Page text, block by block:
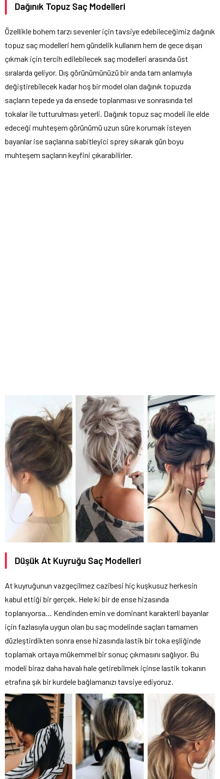
Dağınık Topuz Saç Modelleri
Özellikle bohem tarzı sevenler için tavsiye edebileceğimiz dağınık
topuz saç modelleri hem gündelik kullanım hem de gece dışarı
çıkmak için tercih edilebilecek saç modelleri arasında üst
sıralarda geliyor. Dış görünümünüzü bir anda tam anlamıyla
değiştirebilecek kadar hoş bir model olan dağınık topuzda
saçların tepede ya da ensede toplanması ve sonrasında tel
tokalar ile tutturulması yeterli. Dağınık topuz saç modeli ile elde
edeceği muhteşem görünümü uzun süre korumak isteyen
bayanlar ise saçlarına sabitleyici sprey sıkarak gün boyu
muhteşem saçların keyfini çıkarabilirler.
Düşük At Kuyruğu Saç Modelleri
At kuyruğunun vazgeçilmez cazibesi hiç kuşkusuz herkesin
kabul ettiği bir gerçek. Hele ki bir de ense hizasında
toplanıyorsa… Kendinden emin ve dominant karakterli bayanlar
için fazlasıyla uygun olan bu saç modelinde saçları tamamen
düzleştirdikten sonra ense hizasında lastik bir toka eşliğinde
toplamak ortaya mükemmel bir sonuç çıkmasını sağlıyor. Bu
modeli biraz daha havalı hale getirebilmek içinse lastik tokanın
etrafına şık bir kurdele bağlamanızı tavsiye ediyoruz.